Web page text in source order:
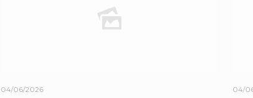
04/06/2026 04/